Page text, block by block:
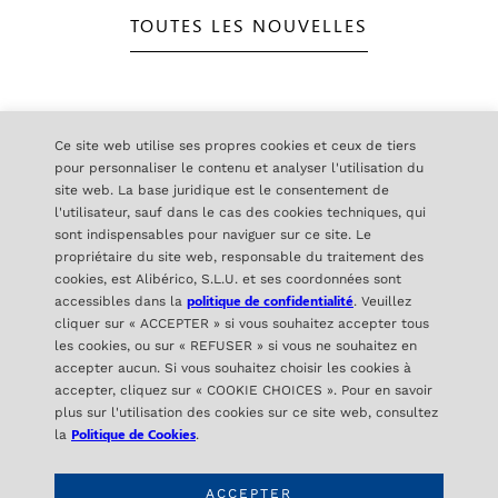
Ce site web utilise ses propres cookies et ceux de tiers
pour personnaliser le contenu et analyser l'utilisation du
site web. La base juridique est le consentement de
l'utilisateur, sauf dans le cas des cookies techniques, qui
sont indispensables pour naviguer sur ce site. Le
propriétaire du site web, responsable du traitement des
cookies, est Alibérico, S.L.U. et ses coordonnées sont
accessibles dans la politique de confidentialité. Veuillez
cliquer sur « ACCEPTER » si vous souhaitez accepter tous
les cookies, ou sur « REFUSER » si vous ne souhaitez en
accepter aucun. Si vous souhaitez choisir les cookies à
accepter, cliquez sur « COOKIE CHOICES ». Pour en savoir
plus sur l'utilisation des cookies sur ce site web, consultez
la Politique de Cookies.
ACCEPTER
TOUTES LES NOUVELLES
ALIBÉRICO
C/ Orense 16- 2ª Planta
28020 Madrid – SPAIN
CONTACT
info@aliberico.com
+34 91 417 69 07